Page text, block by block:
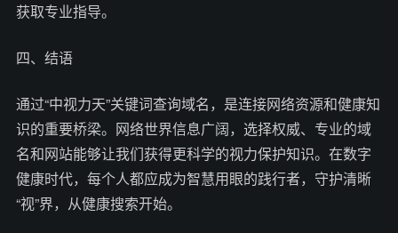
获取专业指导。
四、结语
通过“中视力天”关键词查询域名，是连接网络资源和健康知
识的重要桥梁。网络世界信息广阔，选择权威、专业的域
名和网站能够让我们获得更科学的视力保护知识。在数字
健康时代，每个人都应成为智慧用眼的践行者，守护清晰
“视”界，从健康搜索开始。